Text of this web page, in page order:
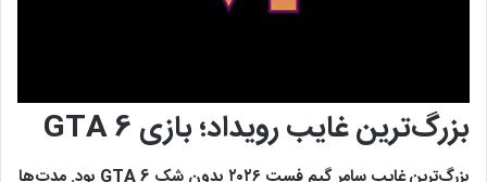
بزرگ‌ترین غایب رویداد؛ بازی GTA 6